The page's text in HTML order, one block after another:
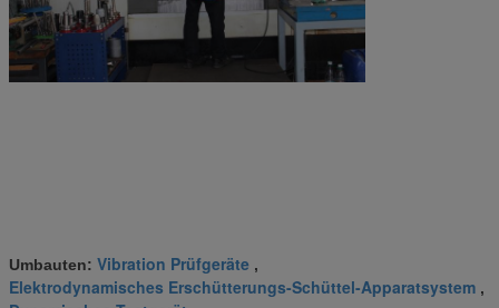
Umbauten: Vibration Prüfgeräte ,
Elektrodynamisches Erschütterungs-Schüttel-Apparatsystem ,